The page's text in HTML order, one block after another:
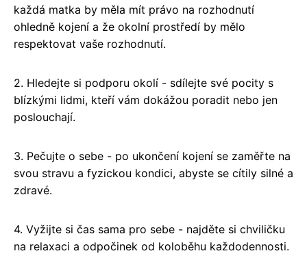
každá matka by měla mít právo na rozhodnutí
ohledně kojení a že okolní prostředí by mělo
respektovat vaše rozhodnutí.
2. Hledejte si podporu okolí - sdílejte své pocity s
blízkými lidmi, kteří vám dokážou poradit nebo jen
poslouchají.
3. Pečujte o sebe - po ukončení kojení se zaměřte na
svou stravu a fyzickou kondici, abyste se cítily silné a
zdravé.
4. Vyžijte si čas sama pro sebe - najděte si chviličku
na relaxaci a odpočinek od koloběhu každodennosti.